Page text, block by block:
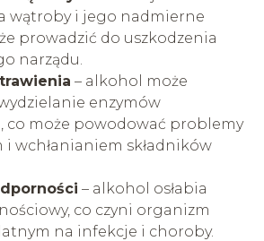
wątroby i jego nadmierne
prowadzić do uszkodzenia
narządu.
– alkohol może
enzymów
co może powodować problemy
i wchłanianiem składników
– alkohol osłabia
co czyni organizm
na infekcje i choroby.